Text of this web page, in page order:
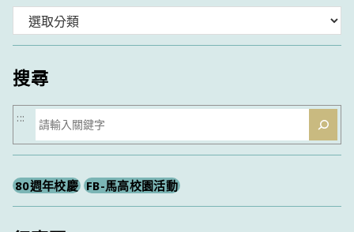
類
搜尋
搜
尋
:::
80週年校慶 FB-馬高校園活動